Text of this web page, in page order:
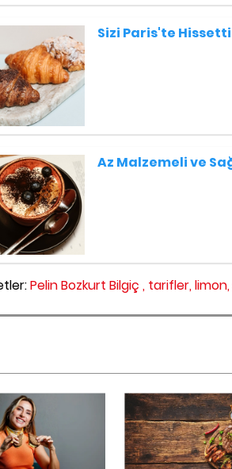
Sizi Paris'te
Az Malzemeli ve
Pelin Bozkurt Bilgiç , tarifler,limon,